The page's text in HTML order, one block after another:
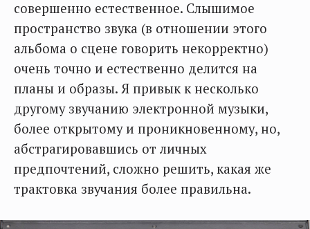
совершенно естественное. Слышимое
пространство звука (в отношении этого
альбома о сцене говорить некорректно)
очень точно и естественно делится на
планы и образы. Я привык к несколько
другому звучанию электронной музыки,
более открытому и проникновенному, но,
абстрагировавшись от личных
предпочтений, сложно решить, какая же
трактовка звучания более правильна.